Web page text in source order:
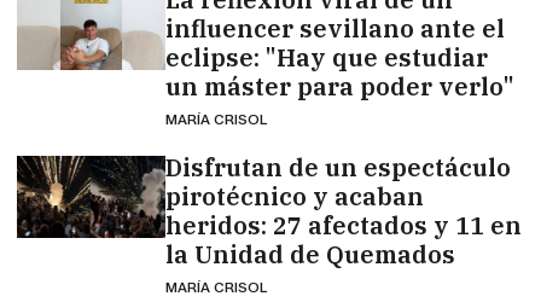
influencer sevillano ante el
eclipse: "Hay que estudiar
un máster para poder verlo"
MARÍA CRISOL
Disfrutan de un espectáculo
pirotécnico y acaban
heridos: 27 afectados y 11 en
la Unidad de Quemados
MARÍA CRISOL